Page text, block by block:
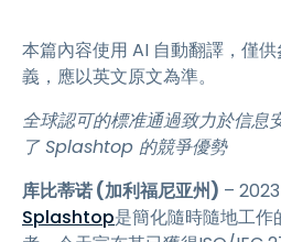
本篇內容使用 AI 自動翻譯，僅
義，應以英文原文為準。
全球認可的標准通過致力於信息
了 Splashtop 的競爭優勢
库比蒂诺 (加利福尼亚州) –
Splashtop是簡化隨時隨地工